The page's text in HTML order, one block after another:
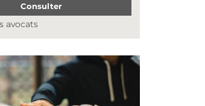
Consulter
avocats